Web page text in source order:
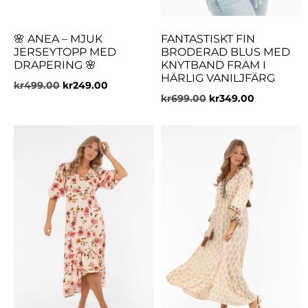
🌸 ANEA – MJUK
JERSEYTOPP MED
DRAPERING 🌸
kr499.00 kr249.00
FANTASTISKT FIN
BRODERAD BLUS MED
KNYTBAND FRAM I
HÄRLIG VANILJFÄRG
kr699.00 kr349.00